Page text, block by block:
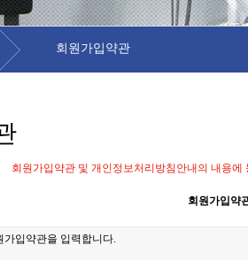
회원가입약관
회원가입약관 및 개인정보처리방침안내의 내용
회원가입약